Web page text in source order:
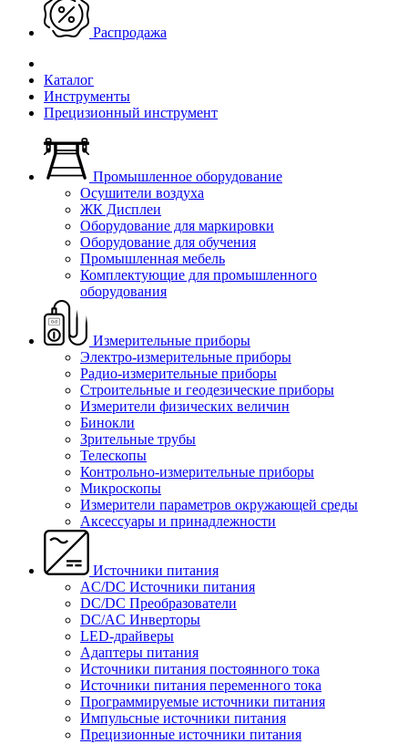
Распродажа
Каталог
Инструменты
Прецизионный инструмент
Промышленное оборудование
Осушители воздуха
ЖК Дисплеи
Оборудование для маркировки
Оборудование для обучения
Промышленная мебель
Комплектующие для промышленного
оборудования
Измерительные приборы
Электро-измерительные приборы
Радио-измерительные приборы
Строительные и геодезические приборы
Измерители физических величин
Бинокли
Зрительные трубы
Телескопы
Контрольно-измерительные приборы
Микроскопы
Измерители параметров окружающей среды
Аксессуары и принадлежности
Источники питания
AC/DC Источники питания
DC/DC Преобразователи
DC/AC Инверторы
LED-драйверы
Адаптеры питания
Источники питания постоянного тока
Источники питания переменного тока
Программируемые источники питания
Импульсные источники питания
Прецизионные источники питания